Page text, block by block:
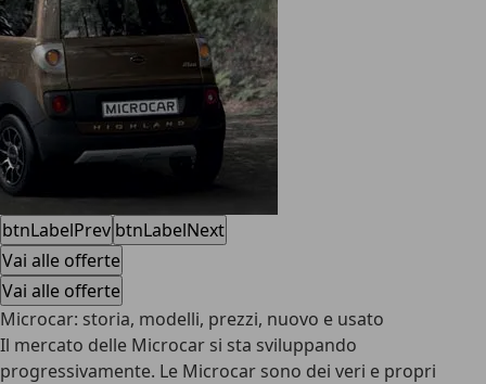
btnLabelPrev btnLabelNext
Vai alle offerte
Vai alle offerte
Microcar: storia, modelli, prezzi, nuovo e usato
Il mercato delle Microcar si sta sviluppando
progressivamente. Le Microcar sono dei veri e propri